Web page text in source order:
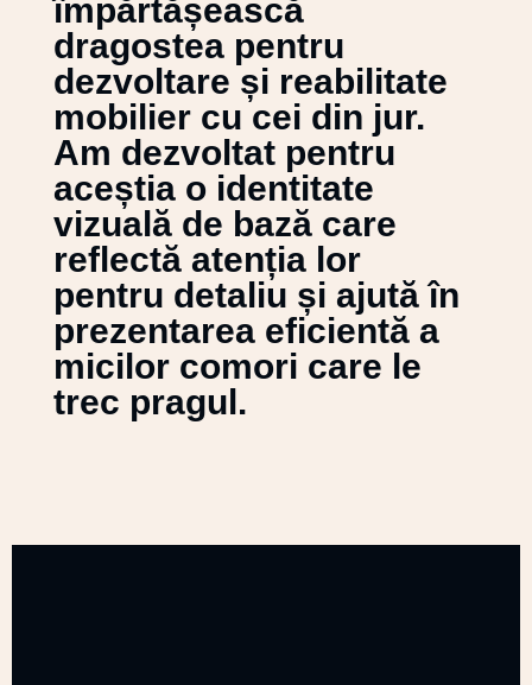
împărtășească
dragostea pentru
dezvoltare și reabilitate
mobilier cu cei din jur.
Am dezvoltat pentru
aceștia o identitate
vizuală de bază care
reflectă atenția lor
pentru detaliu și ajută în
prezentarea eficientă a
micilor comori care le
trec pragul.